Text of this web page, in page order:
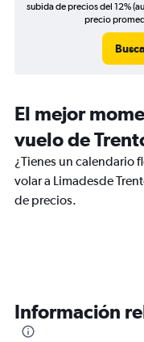
subida de precios del 12%
precio
El mejor
vuelo de
¿Tienes un calendario
volar a Limadesde
de precios.
Información